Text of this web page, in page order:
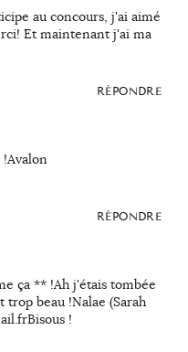
au concours, j'ai aimé
Et maintenant j'ai ma
RÉPONDRE
RÉPONDRE
ça ** !Ah j'étais tombée
beau !Nalae (Sarah
!